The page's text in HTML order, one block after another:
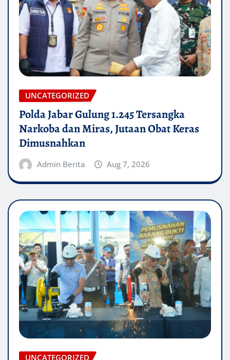
UNCATEGORIZED
Polda Jabar Gulung 1.245 Tersangka
Narkoba dan Miras, Jutaan Obat Keras
Dimusnahkan
Admin Berita Aug 7, 2026
UNCATEGORIZED